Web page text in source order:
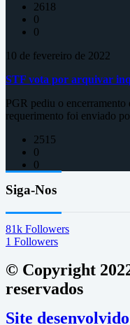
2618
0
0
10 de fevereiro de 2022
STF vota por arquivar
PGR pediu o encerramento
requerimento foi enviado
2515
0
0
Siga-Nos
81k Followers
1 Followers
© Copyright
reservados
Site